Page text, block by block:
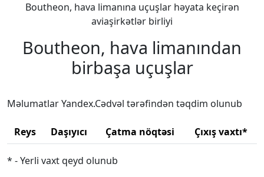
Boutheon, hava limanına uçuşlar həyata keçirən
aviaşirkətlər birliyi
Boutheon, hava limanından
birbaşa uçuşlar
Məlumatlar Yandex.Cədvəl tərəfindən təqdim olunub
Reys Daşıyıcı Çatma nöqtəsi Çıxış vaxtı*
* - Yerli vaxt qeyd olunub